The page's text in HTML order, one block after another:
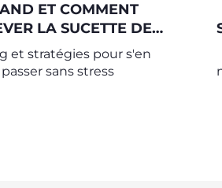
ET COMMENT
LA SUCETTE DE
L'ENFANT ?
et stratégies pour s'en
passer sans stress